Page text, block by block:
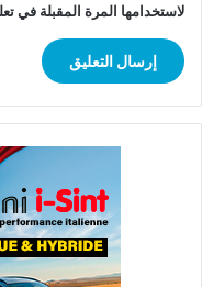
لاستخدامها المرة المقبلة في